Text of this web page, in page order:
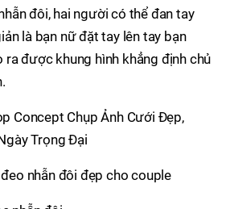
đôi, hai người có thể đan tay
là bạn nữ đặt tay lên tay bạn
ra được khung hình khẳng định chủ
Concept Chụp Ảnh Cưới Đẹp,
Trọng Đại